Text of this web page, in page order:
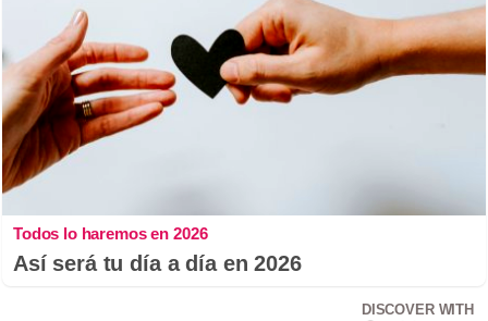
Todos lo haremos en 2026
Así será tu día a día en 2026
DISCOVER WITH